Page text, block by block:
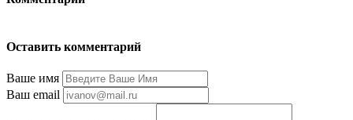
Оставить комментарий
Ваше имя
Ваш email